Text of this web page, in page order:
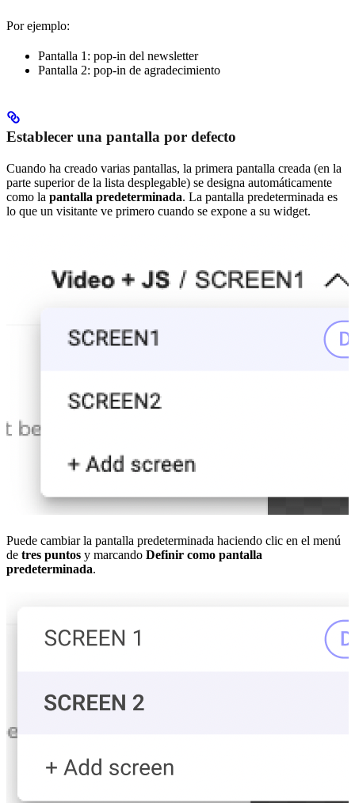
Por ejemplo:
Pantalla 1: pop-in del newsletter
Pantalla 2: pop-in de agradecimiento
Establecer una pantalla por defecto
Cuando ha creado varias pantallas, la primera pantalla creada (en la
parte superior de la lista desplegable) se designa automáticamente
como la pantalla predeterminada. La pantalla predeterminada es
lo que un visitante ve primero cuando se expone a su widget.
Puede cambiar la pantalla predeterminada haciendo clic en el menú
de tres puntos y marcando Definir como pantalla
predeterminada.